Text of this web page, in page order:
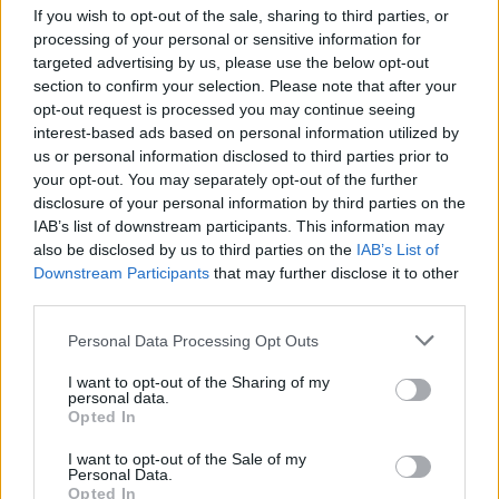
If you wish to opt-out of the sale, sharing to third parties, or
processing of your personal or sensitive information for
targeted advertising by us, please use the below opt-out
section to confirm your selection. Please note that after your
opt-out request is processed you may continue seeing
interest-based ads based on personal information utilized by
us or personal information disclosed to third parties prior to
your opt-out. You may separately opt-out of the further
disclosure of your personal information by third parties on the
IAB’s list of downstream participants. This information may
also be disclosed by us to third parties on the IAB’s List of
Downstream Participants that may further disclose it to other
Please note that this website/app uses one or more Google
not limited to your visit or usage behaviour. You may click to
grant or deny consent to Google and its third-party tags to
use your data for below specified purposes in below Google
consent section.
Personal Data Processing Opt Outs
I want to opt-out of the Sharing of my
personal data.
Opted In
I want to opt-out of the Sale of my
Personal Data.
Opted In
Címkék: #world of warcraft #blizzard
#vanilla
#nostalrius
Platformok: PC
World of Warcraft